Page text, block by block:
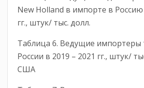
New Holland в импорте в Россию
гг., штук/ тыс. долл.
Таблица 6. Ведущие импортеры
России в 2019 – 2021 гг., штук/
США